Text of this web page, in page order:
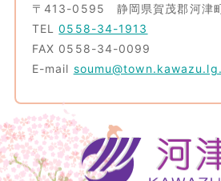
〒413-0595 静岡県賀茂郡河津
TEL0558-34-1913
FAX 0558-34-0099
E-mail